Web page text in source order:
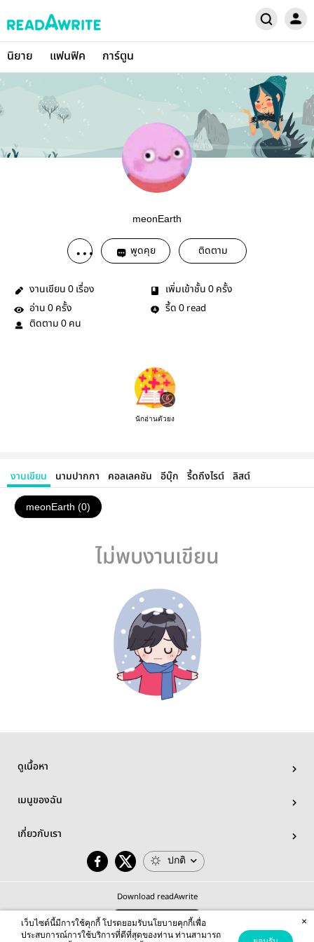
นิยาย แฟนฟิค การ์ตูน
meonEarth
พูดคุย ติดตาม
งานเขียน 0 เรื่อง เพิ่มเข้าชั้น 0 ครั้ง
อ่าน 0 ครั้ง รี้ด 0 read
ติดตาม 0 คน
นักอ่านตัวยง
งานเขียน นามปากกา คอลเลคชัน อีบุ๊ก รี้ดถึงไรต์ ลิสต์
meonEarth (0)
ไม่พบงานเขียน
ดูเนื้อหา
เมนูของฉัน
เกี่ยวกับเรา
ปกติ
Download readAwrite
เว็บไซต์นี้มีการใช้คุกกี้ โปรดยอมรับนโยบายคุกกี้เพื่อ
ประสบการณ์การใช้บริการที่ดีที่สุดของท่าน ท่านสามารถ
×